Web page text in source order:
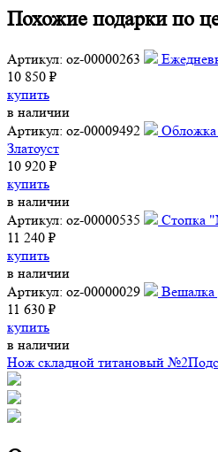
Похожие подарки по
Артикул: oz-00000263
10 850 ₽
купить
в наличии
Артикул: oz-00009492
Обложка
Златоуст
10 920 ₽
купить
в наличии
Артикул: oz-00000535
Стопка
11 240 ₽
купить
в наличии
Артикул: oz-00000029
Вешалка
11 630 ₽
купить
в наличии
Нож складной титановый №2